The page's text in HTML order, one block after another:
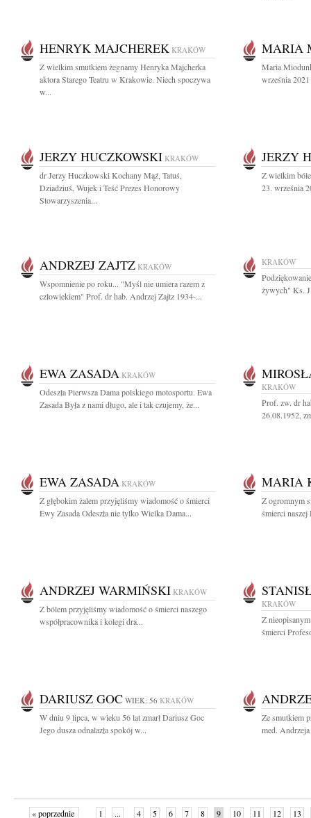
HENRYK MAJCHEREK KRAKÓW
Z wielkim smutkiem żegnamy Henryka Majcherka
aktora Starego Teatru w Krakowie. Niech spoczywa
w...
MARIA
Maria
września
JERZY HUCZKOWSKI KRAKÓW
dr Jerzy Huczkowski Kochany Mąź, Tatuś,
Dziadziuś, Wujek i Teść Prezes Honorowy
Stowarzyszenia...
JERZY
Z wielkim
23. września
ANDRZEJ ZAJTZ KRAKÓW
Wspomnienie po roku... "Myśl nie umiera razem z
człowiekiem" Prof. dr hab. Andrzej Zajtz 1934-...
KRAKÓW
żywych" Ks.
EWA ZASADA KRAKÓW
Odeszła Pierwsza Dama polskiego motosportu. Ewa
Zasada Była z nami długo, ale i tak czujemy, że...
KRAKÓW
Prof. zw. dr
26.08.1952,
EWA ZASADA KRAKÓW
Z głębokim żalem przyjęliśmy wiadomość o śmierci
Ewy Zasada Odeszła nie tylko Wielka Dama...
MARIA
Z ogromnym
śmierci
ANDRZEJ WARMIŃSKI KRAKÓW
Z bólem przyjęliśmy wiadomość o śmierci naszego
współpracownika i kolegi dra...
KRAKÓW
Z
śmierci
DARIUSZ GOC WIEK: 56 KRAKÓW
W dniu 9 lipca, w wieku 56 lat zmarł Dariusz Goc
Jego dusza odnalazła spokój w...
Ze smutkiem
med.
« poprzednie 1 ... 4 5 6 7 8 9 10 11 12 13